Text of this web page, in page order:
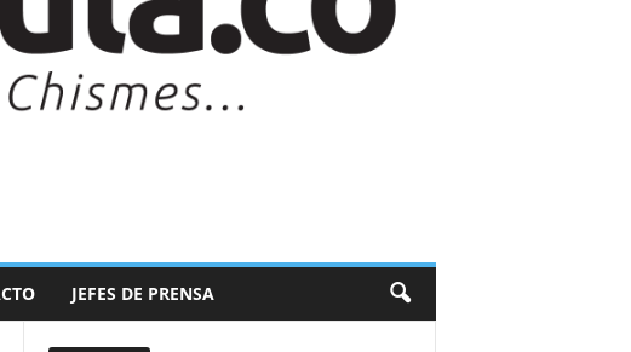
JEFES DE PRENSA